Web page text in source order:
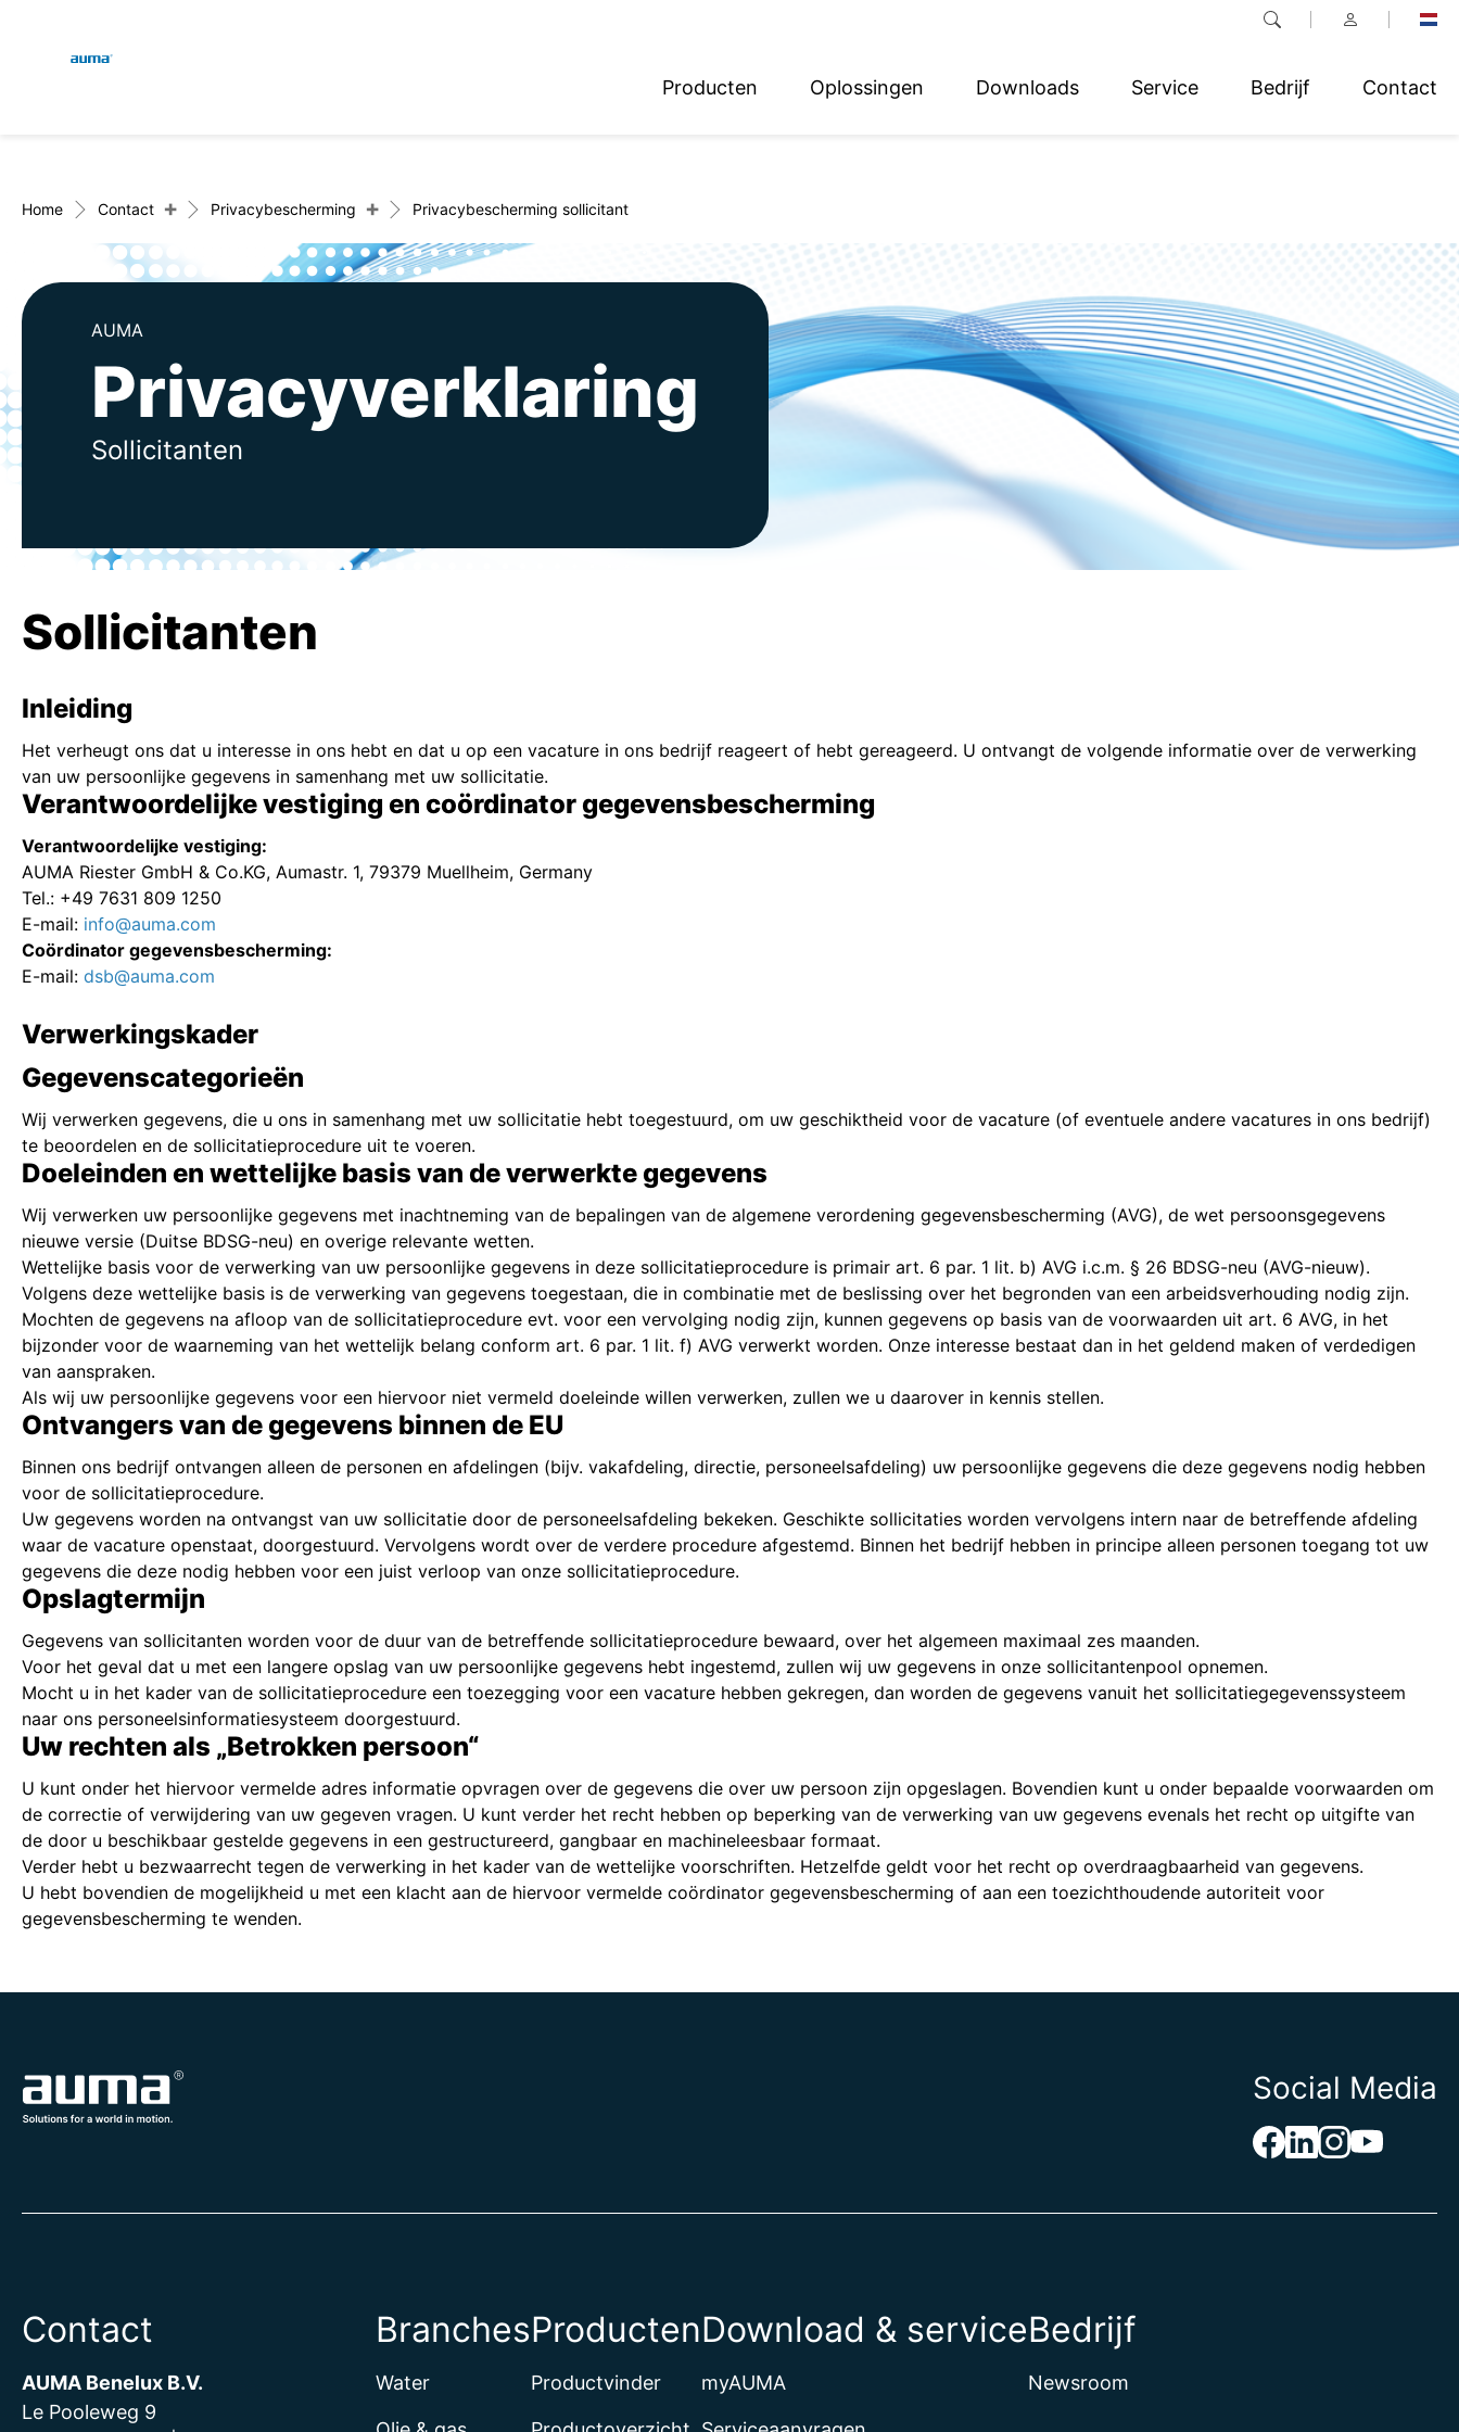
Producten Oplossingen Downloads Service Bedrijf Contact
Europa
Azië en Stille Oceaan
Noord-Amerika
Home Contact + Privacybescherming + Privacybescherming sollicitant
AUMA
Privacyverklaring
Sollicitanten
Sollicitanten
Inleiding
Het verheugt ons dat u interesse in ons hebt en dat u op een vacature in ons bedrijf reageert of hebt gereageerd. U ontvangt de volgende informatie over de verwerking
van uw persoonlijke gegevens in samenhang met uw sollicitatie.
Verantwoordelijke vestiging en coördinator gegevensbescherming
Verantwoordelijke vestiging:
AUMA Riester GmbH & Co.KG, Aumastr. 1, 79379 Muellheim, Germany
Tel.: +49 7631 809 1250
E-mail: info@auma.com
Coördinator gegevensbescherming:
E-mail: dsb@auma.com
Verwerkingskader
Gegevenscategorieën
Wij verwerken gegevens, die u ons in samenhang met uw sollicitatie hebt toegestuurd, om uw geschiktheid voor de vacature (of eventuele andere vacatures in ons bedrijf)
te beoordelen en de sollicitatieprocedure uit te voeren.
Doeleinden en wettelijke basis van de verwerkte gegevens
Wij verwerken uw persoonlijke gegevens met inachtneming van de bepalingen van de algemene verordening gegevensbescherming (AVG), de wet persoonsgegevens
nieuwe versie (Duitse BDSG-neu) en overige relevante wetten.
Wettelijke basis voor de verwerking van uw persoonlijke gegevens in deze sollicitatieprocedure is primair art. 6 par. 1 lit. b) AVG i.c.m. § 26 BDSG-neu (AVG-nieuw).
Volgens deze wettelijke basis is de verwerking van gegevens toegestaan, die in combinatie met de beslissing over het begronden van een arbeidsverhouding nodig zijn.
Mochten de gegevens na afloop van de sollicitatieprocedure evt. voor een vervolging nodig zijn, kunnen gegevens op basis van de voorwaarden uit art. 6 AVG, in het
bijzonder voor de waarneming van het wettelijk belang conform art. 6 par. 1 lit. f) AVG verwerkt worden. Onze interesse bestaat dan in het geldend maken of verdedigen
van aanspraken.
Als wij uw persoonlijke gegevens voor een hiervoor niet vermeld doeleinde willen verwerken, zullen we u daarover in kennis stellen.
Ontvangers van de gegevens binnen de EU
Binnen ons bedrijf ontvangen alleen de personen en afdelingen (bijv. vakafdeling, directie, personeelsafdeling) uw persoonlijke gegevens die deze gegevens nodig hebben
voor de sollicitatieprocedure.
Uw gegevens worden na ontvangst van uw sollicitatie door de personeelsafdeling bekeken. Geschikte sollicitaties worden vervolgens intern naar de betreffende afdeling
waar de vacature openstaat, doorgestuurd. Vervolgens wordt over de verdere procedure afgestemd. Binnen het bedrijf hebben in principe alleen personen toegang tot uw
gegevens die deze nodig hebben voor een juist verloop van onze sollicitatieprocedure.
Opslagtermijn
Gegevens van sollicitanten worden voor de duur van de betreffende sollicitatieprocedure bewaard, over het algemeen maximaal zes maanden.
Voor het geval dat u met een langere opslag van uw persoonlijke gegevens hebt ingestemd, zullen wij uw gegevens in onze sollicitantenpool opnemen.
Mocht u in het kader van de sollicitatieprocedure een toezegging voor een vacature hebben gekregen, dan worden de gegevens vanuit het sollicitatiegegevenssysteem
naar ons personeelsinformatiesysteem doorgestuurd.
Uw rechten als „Betrokken persoon“
U kunt onder het hiervoor vermelde adres informatie opvragen over de gegevens die over uw persoon zijn opgeslagen. Bovendien kunt u onder bepaalde voorwaarden om
de correctie of verwijdering van uw gegeven vragen. U kunt verder het recht hebben op beperking van de verwerking van uw gegevens evenals het recht op uitgifte van
de door u beschikbaar gestelde gegevens in een gestructureerd, gangbaar en machineleesbaar formaat.
Verder hebt u bezwaarrecht tegen de verwerking in het kader van de wettelijke voorschriften. Hetzelfde geldt voor het recht op overdraagbaarheid van gegevens.
U hebt bovendien de mogelijkheid u met een klacht aan de hiervoor vermelde coördinator gegevensbescherming of aan een toezichthoudende autoriteit voor
gegevensbescherming te wenden.
Social Media
Contact
AUMA Benelux B.V.
Le Pooleweg 9
Branches
Water
Producten
Productvinder
Download & service
myAUMA
Bedrijf
Newsroom